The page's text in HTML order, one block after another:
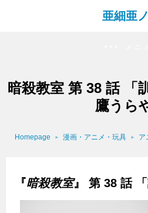
亜細亜
暗殺教室 第 38 話 「
鷹うら
Homepage 漫画・アニメ・玩具 ア
『暗殺教室』 第 38 話 「